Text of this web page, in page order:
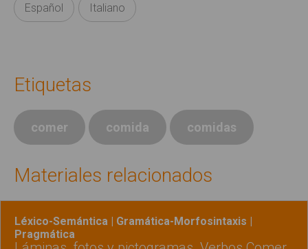
Español Italiano
Etiquetas
comer comida comidas
Materiales relacionados
Léxico-Semántica | Gramática-Morfosintaxis |
Pragmática